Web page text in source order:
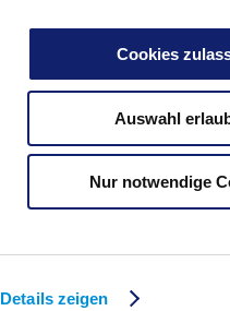
Details zeigen
Cookies
Auswahl
Nur notwendige
Kreisverwaltung A-Z
Veranstaltungskalender